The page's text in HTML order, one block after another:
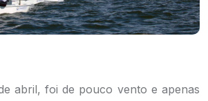
abril, foi de pouco vento e apenas